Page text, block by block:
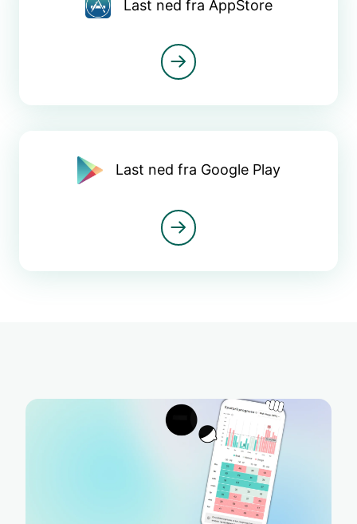
Last ned fra AppStore
Last ned fra Google Play